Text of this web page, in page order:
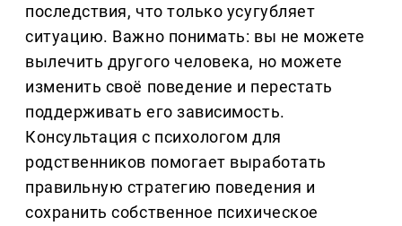
последствия, что только усугубляет
ситуацию. Важно понимать: вы не можете
вылечить другого человека, но можете
изменить своё поведение и перестать
поддерживать его зависимость.
Консультация с психологом для
родственников помогает выработать
правильную стратегию поведения и
сохранить собственное психическое